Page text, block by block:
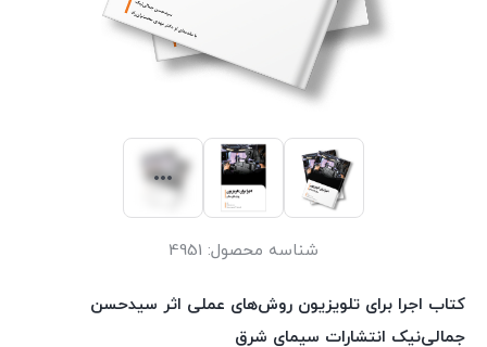
شناسه محصول: 4951
کتاب اجرا برای تلویزیون روش‌های عملی اثر سیدحسن
جمالی‌نیک انتشارات سیمای شرق